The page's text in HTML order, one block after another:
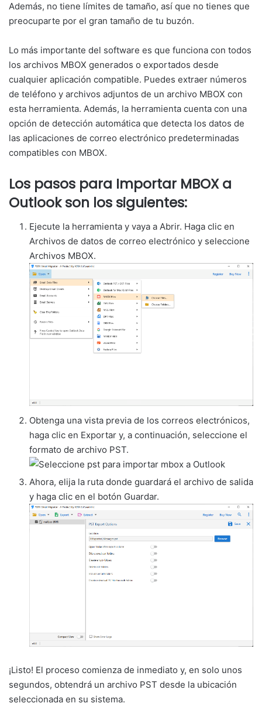
Además, no tiene límites de tamaño, así que no tienes que
preocuparte por el gran tamaño de tu buzón.
Lo más importante del software es que funciona con todos
los archivos MBOX generados o exportados desde
cualquier aplicación compatible. Puedes extraer números
de teléfono y archivos adjuntos de un archivo MBOX con
esta herramienta. Además, la herramienta cuenta con una
opción de detección automática que detecta los datos de
las aplicaciones de correo electrónico predeterminadas
compatibles con MBOX.
Los pasos para Importar MBOX a
Outlook son los siguientes:
Ejecute la herramienta y vaya a Abrir. Haga clic en
Archivos de datos de correo electrónico y seleccione
Archivos MBOX.
Obtenga una vista previa de los correos electrónicos,
haga clic en Exportar y, a continuación, seleccione el
formato de archivo PST.
Ahora, elija la ruta donde guardará el archivo de salida
y haga clic en el botón Guardar.
¡Listo! El proceso comienza de inmediato y, en solo unos
segundos, obtendrá un archivo PST desde la ubicación
seleccionada en su sistema.